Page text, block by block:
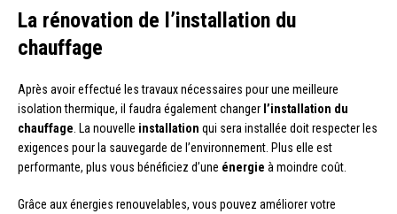
La rénovation de l’installation du
chauffage
Après avoir effectué les travaux nécessaires pour une meilleure
isolation thermique, il faudra également changer l’installation du
chauffage. La nouvelle installation qui sera installée doit respecter les
exigences pour la sauvegarde de l’environnement. Plus elle est
performante, plus vous bénéficiez d’une énergie à moindre coût.
Grâce aux énergies renouvelables, vous pouvez améliorer votre